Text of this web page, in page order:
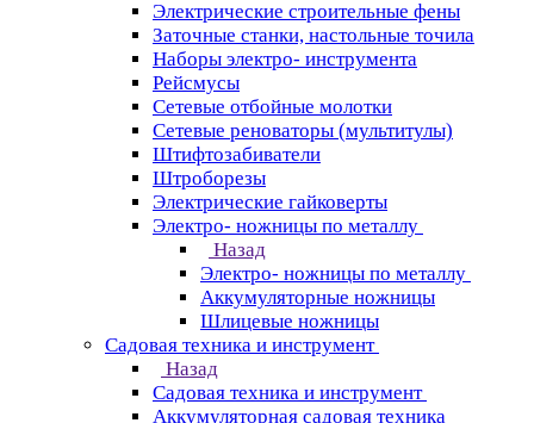
Электрические строительные фены
Заточные станки, настольные точила
Наборы электро- инструмента
Рейсмусы
Сетевые отбойные молотки
Сетевые реноваторы (мультитулы)
Штифтозабиватели
Штроборезы
Электрические гайковерты
Электро- ножницы по металлу
Назад
Электро- ножницы по металлу
Аккумуляторные ножницы
Шлицевые ножницы
Cадовая техника и инструмент
Назад
Cадовая техника и инструмент
Аккумуляторная садовая техника